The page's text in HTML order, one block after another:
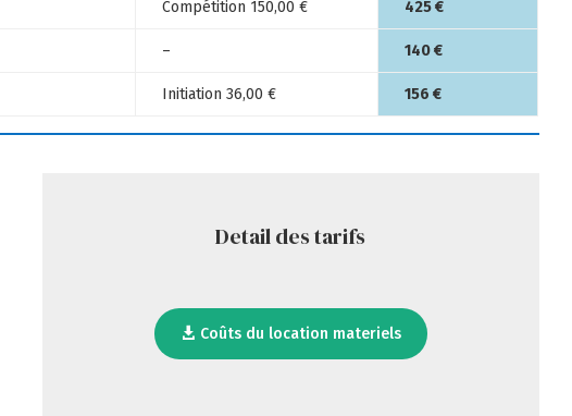
Compétition 150,00 €
425 €
– 140 €
Initiation 36,00 € 156 €
Detail des tarifs
Coûts du location materiels